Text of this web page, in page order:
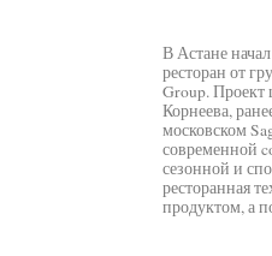
В Астане
ресторан от
Group.
Корнеева,
московском
современной
сезонной и
ресторанная
продуктом, а